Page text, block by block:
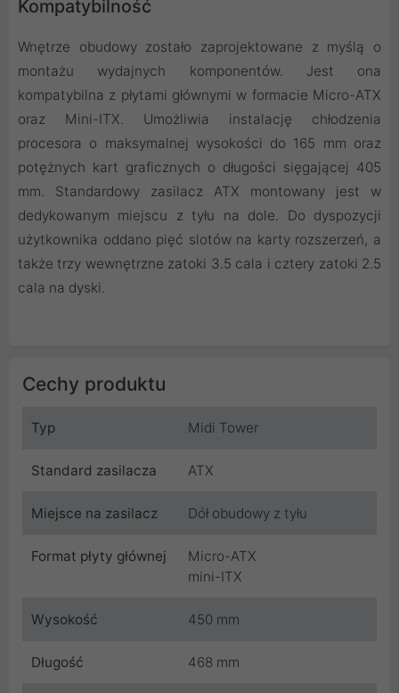
Kompatybilność
Wnętrze obudowy zostało zaprojektowane z myślą o
montażu wydajnych komponentów. Jest ona
kompatybilna z płytami głównymi w formacie Micro-ATX
oraz Mini-ITX. Umożliwia instalację chłodzenia
procesora o maksymalnej wysokości do 165 mm oraz
potężnych kart graficznych o długości sięgającej 405
mm. Standardowy zasilacz ATX montowany jest w
dedykowanym miejscu z tyłu na dole. Do dyspozycji
użytkownika oddano pięć slotów na karty rozszerzeń, a
także trzy wewnętrzne zatoki 3.5 cala i cztery zatoki 2.5
cala na dyski.
Cechy produktu
Typ Midi Tower
Standard zasilacza ATX
Miejsce na zasilacz Dół obudowy z tyłu
Format płyty głównej
Micro-ATX
mini-ITX
Wysokość 450 mm
Długość 468 mm